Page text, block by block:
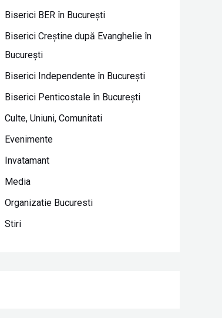
Biserici BER în Bucureşti
Biserici Creştine după Evanghelie în
Bucureşti
Biserici Independente în Bucureşti
Biserici Penticostale în Bucureşti
Culte, Uniuni, Comunitati
Evenimente
Invatamant
Media
Organizatie Bucuresti
Stiri